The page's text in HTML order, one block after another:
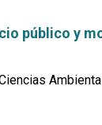
público y